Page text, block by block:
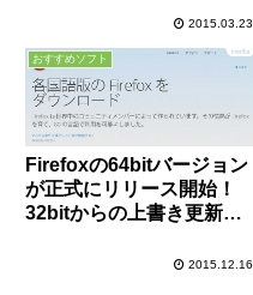
2015.03.23
おすすめソフト
Firefoxの64bitバージョン
が正式にリリース開始！
32bitからの上書き更新方
する方法をまとめてみまし
2015.12.16